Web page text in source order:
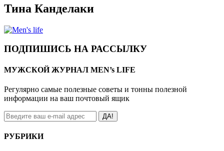
Тина Канделаки
ПОДПИШИСЬ НА РАССЫЛКУ
МУЖСКОЙ ЖУРНАЛ MEN’s LIFE
Регулярно самые полезные советы и тонны полезной
информации на ваш почтовый ящик
ДА!
РУБРИКИ